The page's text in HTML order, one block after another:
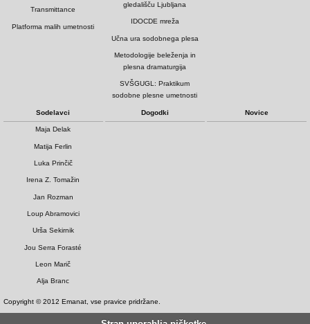
Transmittance
Platforma malih umetnosti
gledališču Ljubljana
IDOCDE mreža
Učna ura sodobnega plesa
Metodologije beleženja in
plesna dramaturgija
SVŠGUGL: Praktikum
sodobne plesne umetnosti
Sodelavci
Maja Delak
Matija Ferlin
Luka Prinčič
Irena Z. Tomažin
Jan Rozman
Loup Abramovici
Urša Sekirnik
Jou Serra Forasté
Leon Marič
Alja Branc
Dogodki Novice
Copyright © 2012 Emanat, vse pravice pridržane.